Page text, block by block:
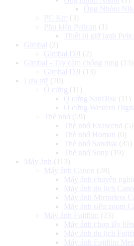
Ống Nhòm
PC Km (3)
Phụ kiện Pelican
(1)
Thiết bị giữ lạnh
Gimbal (2)
Gimbal DJI (2)
Gimbal - Tay cầm chống rung (13)
Gimbal DJI (13)
Lưu trữ (70)
Ổ cứng (11)
Ổ cứng SanDisk (11)
Ổ cứng Western
Thẻ nhớ (59)
Thẻ nhớ Exascend
(5)
Thẻ nhớ Homan
(0)
Thẻ nhớ Sandisk (35)
Thẻ nhớ Sony (19)
Máy ảnh
(113)
Máy ảnh Canon
(28)
Máy ảnh chuyên
Máy ảnh du lịch Canon
Máy ảnh Mirrorless
Máy ảnh siêu zoom
Máy ảnh Fujifilm (23)
Máy ảnh chụp lấy
Máy ảnh du lịch
Máy ảnh Fujifilm